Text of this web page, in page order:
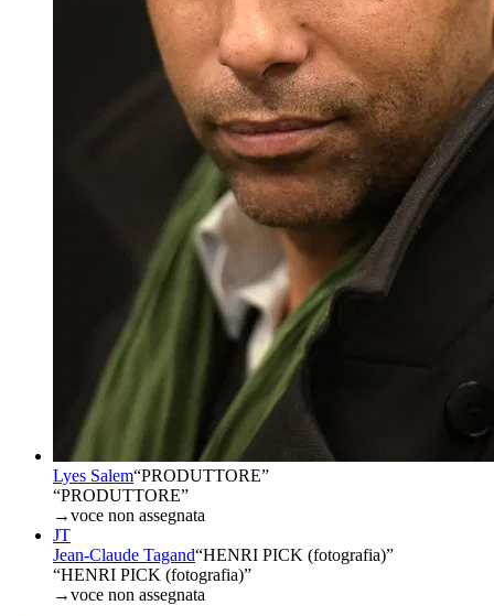
Lyes Salem“PRODUTTORE”
“PRODUTTORE”
→voce non assegnata
JT
Jean-Claude Tagand“HENRI PICK (fotografia)”
“HENRI PICK (fotografia)”
→voce non assegnata